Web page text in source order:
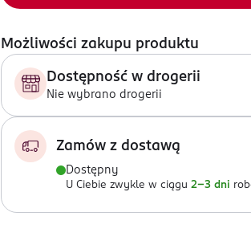
Możliwości zakupu produktu
Dostępność w drogerii
Nie wybrano drogerii
Zamów z dostawą
Dostępny
U Ciebie zwykle w ciągu 2-3 dni